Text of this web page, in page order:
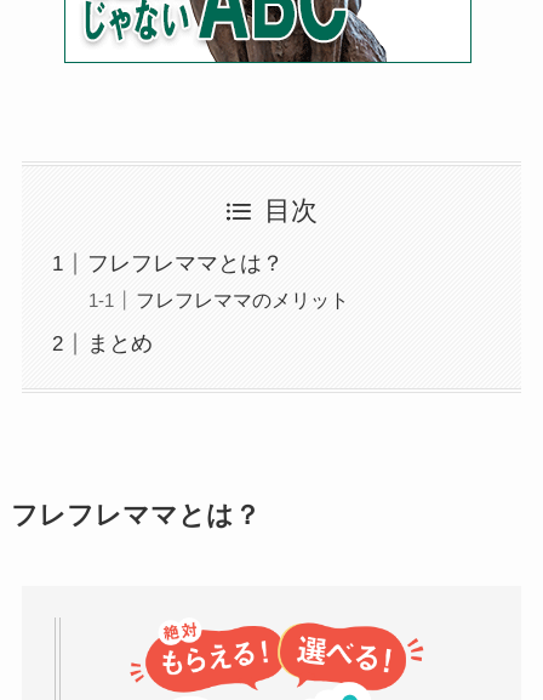
目次
フレフレママとは？
フレフレママのメリット
まとめ
フレフレママとは？